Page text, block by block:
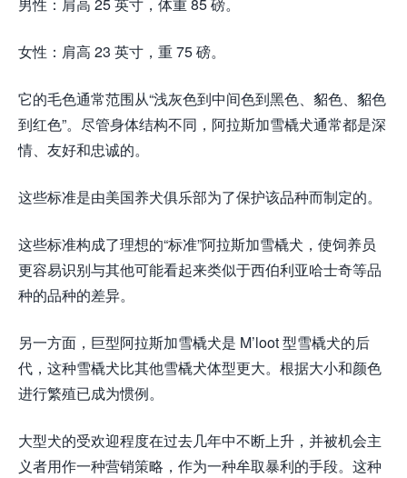
男性：肩高 25 英寸，体重 85 磅。
女性：肩高 23 英寸，重 75 磅。
它的毛色通常范围从“浅灰色到中间色到黑色、貂色、貂色
到红色”。尽管身体结构不同，阿拉斯加雪橇犬通常都是深
情、友好和忠诚的。
这些标准是由美国养犬俱乐部为了保护该品种而制定的。
这些标准构成了理想的“标准”阿拉斯加雪橇犬，使饲养员
更容易识别与其他可能看起来类似于西伯利亚哈士奇等品
种的品种的差异。
另一方面，巨型阿拉斯加雪橇犬是 M’loot 型雪橇犬的后
代，这种雪橇犬比其他雪橇犬体型更大。根据大小和颜色
进行繁殖已成为惯例。
大型犬的受欢迎程度在过去几年中不断上升，并被机会主
义者用作一种营销策略，作为一种牟取暴利的手段。这种